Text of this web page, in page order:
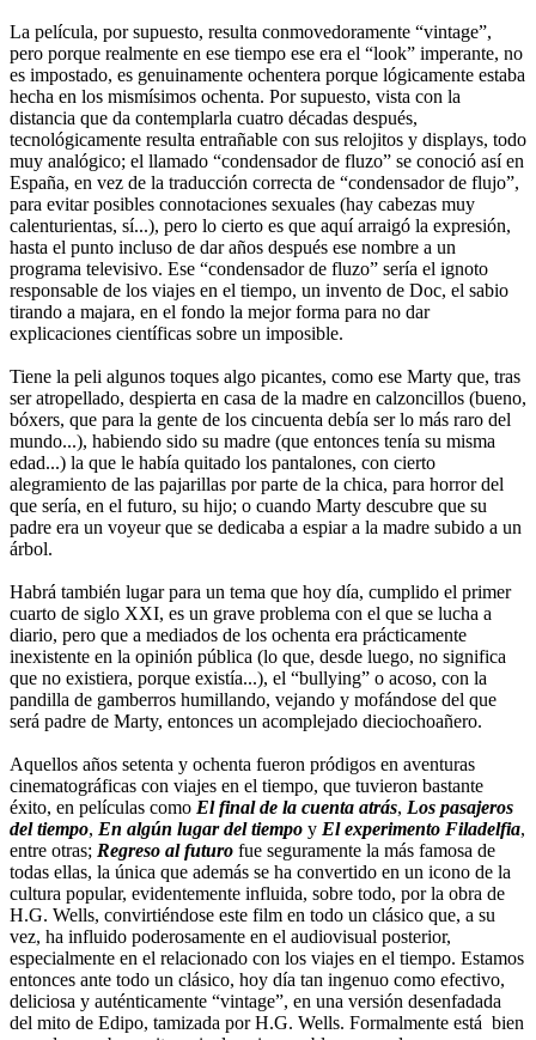
La película, por supuesto, resulta conmovedoramente “vintage”,
pero porque realmente en ese tiempo ese era el “look” imperante, no
es impostado, es genuinamente ochentera porque lógicamente estaba
hecha en los mismísimos ochenta. Por supuesto, vista con la
distancia que da contemplarla cuatro décadas después,
tecnológicamente resulta entrañable con sus relojitos y displays, todo
muy analógico; el llamado “condensador de fluzo” se conoció así en
España, en vez de la traducción correcta de “condensador de flujo”,
para evitar posibles connotaciones sexuales (hay cabezas muy
calenturientas, sí...), pero lo cierto es que aquí arraigó la expresión,
hasta el punto incluso de dar años después ese nombre a un
programa televisivo. Ese “condensador de fluzo” sería el ignoto
responsable de los viajes en el tiempo, un invento de Doc, el sabio
tirando a majara, en el fondo la mejor forma para no dar
explicaciones científicas sobre un imposible.
Tiene la peli algunos toques algo picantes, como ese Marty que, tras
ser atropellado, despierta en casa de la madre en calzoncillos (bueno,
bóxers, que para la gente de los cincuenta debía ser lo más raro del
mundo...), habiendo sido su madre (que entonces tenía su misma
edad...) la que le había quitado los pantalones, con cierto
alegramiento de las pajarillas por parte de la chica, para horror del
que sería, en el futuro, su hijo; o cuando Marty descubre que su
padre era un voyeur que se dedicaba a espiar a la madre subido a un
árbol.
Habrá también lugar para un tema que hoy día, cumplido el primer
cuarto de siglo XXI, es un grave problema con el que se lucha a
diario, pero que a mediados de los ochenta era prácticamente
inexistente en la opinión pública (lo que, desde luego, no significa
que no existiera, porque existía...), el “bullying” o acoso, con la
pandilla de gamberros humillando, vejando y mofándose del que
será padre de Marty, entonces un acomplejado dieciochoañero.
Aquellos años setenta y ochenta fueron pródigos en aventuras
cinematográficas con viajes en el tiempo, que tuvieron bastante
éxito, en películas como El final de la cuenta atrás, Los pasajeros
del tiempo, En algún lugar del tiempo y El experimento Filadelfia,
entre otras; Regreso al futuro fue seguramente la más famosa de
todas ellas, la única que además se ha convertido en un icono de la
cultura popular, evidentemente influida, sobre todo, por la obra de
H.G. Wells, convirtiéndose este film en todo un clásico que, a su
vez, ha influido poderosamente en el audiovisual posterior,
especialmente en el relacionado con los viajes en el tiempo. Estamos
entonces ante todo un clásico, hoy día tan ingenuo como efectivo,
deliciosa y auténticamente “vintage”, en una versión desenfadada
del mito de Edipo, tamizada por H.G. Wells. Formalmente está bien